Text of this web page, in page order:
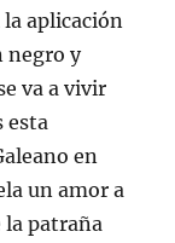
aplicación
negro y
va a vivir
esta
en
un amor a
la patraña